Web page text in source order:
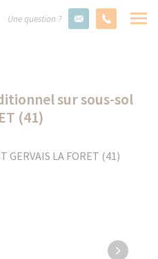
Une question ?
sur sous-sol
(41)